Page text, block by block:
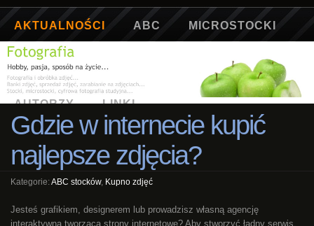
AKTUALNOŚCI ABC MICROSTOCKI
ARTYKUŁY GALERIA
AUTORZY LINKI
Gdzie w internecie kupić
najlepsze zdjęcia?
Kategorie:ABC stocków, Kupno zdjęć
Jesteś grafikiem, designerem lub prowadzisz własną agencję
interaktywną tworzącą strony internetowe? Aby stworzyć ładny serwis,